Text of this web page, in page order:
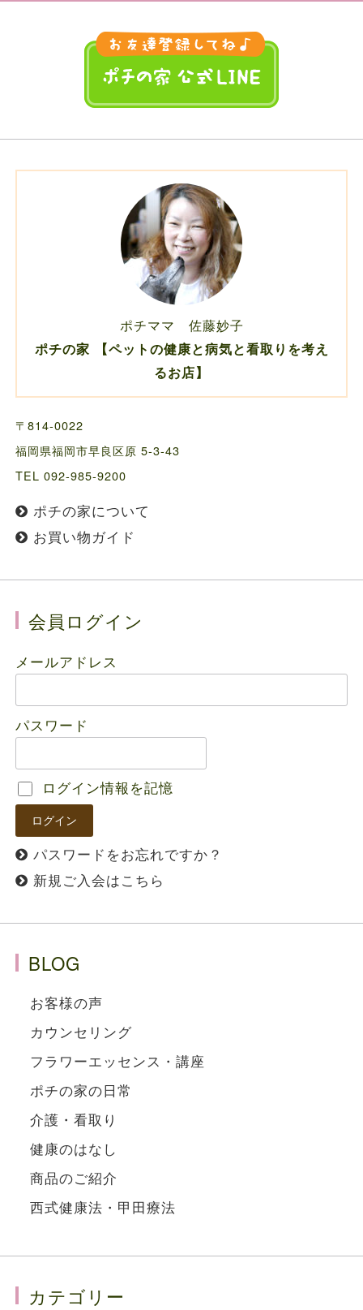
ポチママ 佐藤妙子
ポチの家 【ペットの健康と病気と看取りを考え
るお店】
〒814-0022
福岡県福岡市早良区原 5-3-43
TEL 092-985-9200
ポチの家について
お買い物ガイド
会員ログイン
メールアドレス
パスワード
ログイン情報を記憶
パスワードをお忘れですか？
新規ご入会はこちら
BLOG
お客様の声
カウンセリング
フラワーエッセンス・講座
ポチの家の日常
介護・看取り
健康のはなし
商品のご紹介
西式健康法・甲田療法
カテゴリー